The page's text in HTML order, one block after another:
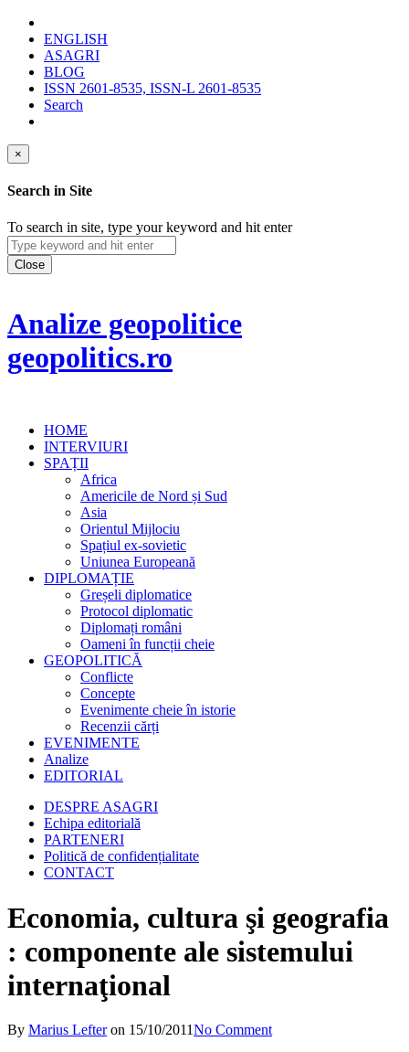
ENGLISH
ASAGRI
BLOG
ISSN 2601-8535, ISSN-L 2601-8535
Search
×
Search in Site
To search in site, type your keyword and hit enter
Close
Analize geopolitice
geopolitics.ro
HOME
INTERVIURI
SPAȚII
Africa
Americile de Nord și Sud
Asia
Orientul Mijlociu
Spațiul ex-sovietic
Uniunea Europeană
DIPLOMAȚIE
Greșeli diplomatice
Protocol diplomatic
Diplomați români
Oameni în funcții cheie
GEOPOLITICĂ
Conflicte
Concepte
Evenimente cheie în istorie
Recenzii cărți
EVENIMENTE
Analize
EDITORIAL
DESPRE ASAGRI
Echipa editorială
PARTENERI
Politică de confidențialitate
CONTACT
Economia, cultura şi geografia
: componente ale sistemului
internaţional
By Marius Lefteron 15/10/2011No Comment